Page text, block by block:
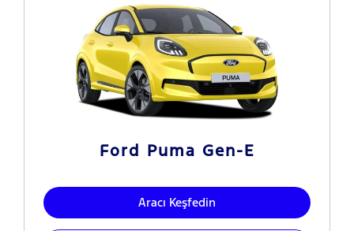
Ford Puma Gen-E
Aracı Keşfedin